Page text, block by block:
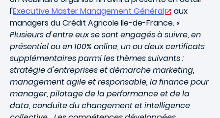
l'Executive Master Management Général
aux
managers du Crédit Agricole Ile-de-France.«
Plusieurs d'entre eux se sont engagés à suivre, en
présentiel ou en 100% online, un ou deux certificats
supplémentaires parmi les thèmes suivants :
stratégie d'entreprises et démarche marketing,
management agile et responsable, la finance pour
manager, pilotage de la performance et de la
data, conduite du changement et intelligence